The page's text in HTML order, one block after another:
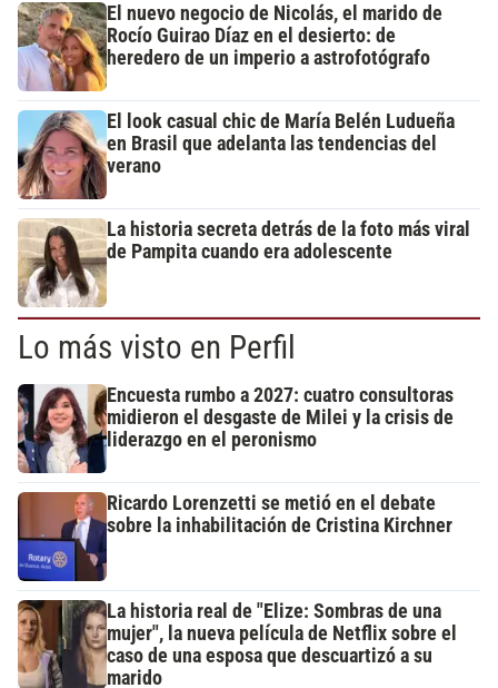
El nuevo negocio de Nicolás, el marido de
Rocío Guirao Díaz en el desierto: de
heredero de un imperio a astrofotógrafo
El look casual chic de María Belén Ludueña
en Brasil que adelanta las tendencias del
verano
La historia secreta detrás de la foto más viral
de Pampita cuando era adolescente
Lo más visto en Perfil
Encuesta rumbo a 2027: cuatro consultoras
midieron el desgaste de Milei y la crisis de
liderazgo en el peronismo
Ricardo Lorenzetti se metió en el debate
sobre la inhabilitación de Cristina Kirchner
La historia real de "Elize: Sombras de una
mujer", la nueva película de Netflix sobre el
caso de una esposa que descuartizó a su
marido